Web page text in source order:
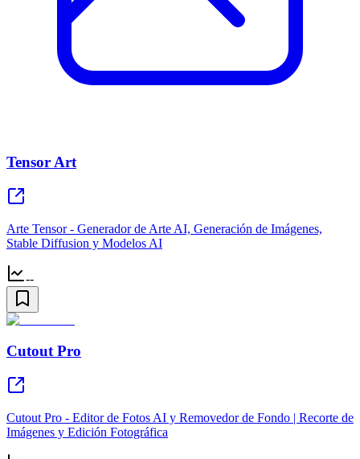
Tensor Art
Arte Tensor - Generador de Arte AI, Generación de Imágenes,
Stable Diffusion y Modelos AI
--
Cutout Pro
Cutout Pro - Editor de Fotos AI y Removedor de Fondo | Recorte de
Imágenes y Edición Fotográfica